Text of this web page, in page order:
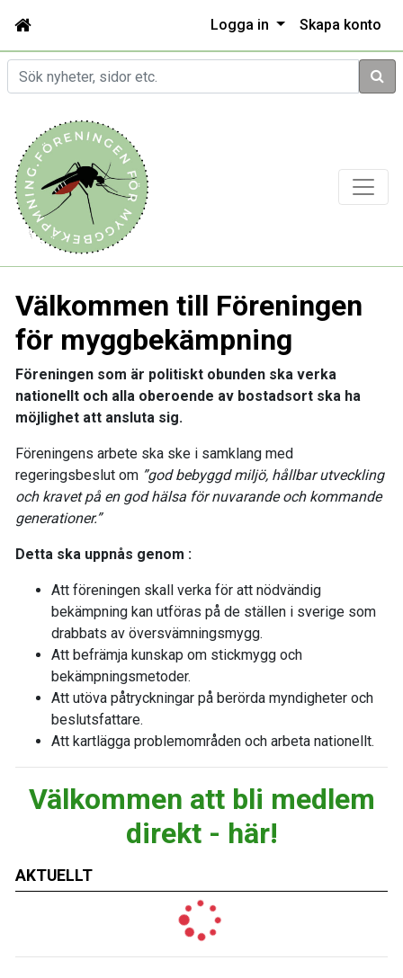
Logga in Skapa konto
Sök
Välkommen till Föreningen
för myggbekämpning
Föreningen som är politiskt obunden ska verka
nationellt och alla oberoende av bostadsort ska ha
möjlighet att ansluta sig.
Föreningens arbete ska ske i samklang med
regeringsbeslut om ”god bebyggd miljö, hållbar utveckling
och kravet på en god hälsa för nuvarande och kommande
generationer.”
Detta ska uppnås genom :
Att föreningen skall verka för att nödvändig
bekämpning kan utföras på de ställen i sverige som
drabbats av översvämningsmygg.
Att befrämja kunskap om stickmygg och
bekämpningsmetoder.
Att utöva påtryckningar på berörda myndigheter och
beslutsfattare.
Att kartlägga problemområden och arbeta nationellt.
Välkommen att bli medlem
direkt - här!
AKTUELLT